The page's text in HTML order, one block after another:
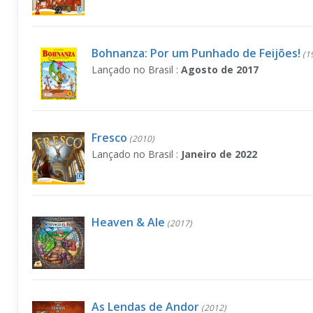
Bohnanza: Por um Punhado de Feijões!
Lançado no Brasil : Agosto de 2017
Fresco (2010)
Lançado no Brasil : Janeiro de 2022
Heaven & Ale (2017)
As Lendas de Andor (2012)